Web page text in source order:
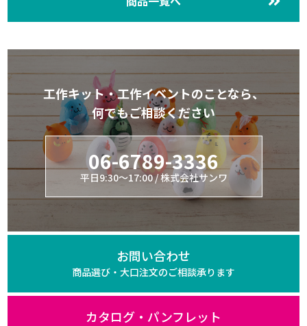
工作キット・工作イベントのことなら、
何でもご相談ください
06-6789-3336
平日9:30～17:00 / 株式会社サンワ
お問い合わせ
商品選び・大口注文のご相談承ります
カタログ・パンフレット